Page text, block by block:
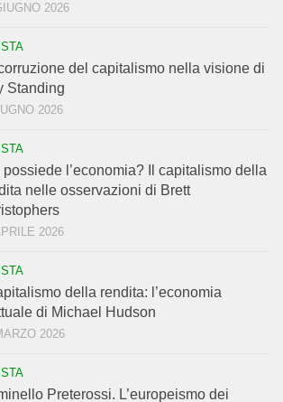
2026
del capitalismo nella visione di
Standing
2026
possiede l’economia? Il capitalismo della
nelle osservazioni di Brett
2026
della rendita: l’economia
di Michael Hudson
2026
Preterossi. L’europeismo dei